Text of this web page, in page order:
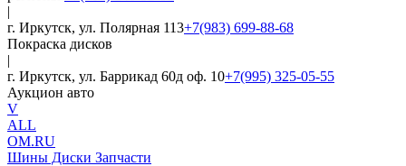
|
г. Иркутск, ул. Полярная 113+7(983) 699-88-68
Покраска дисков
|
г. Иркутск, ул. Баррикад 60д оф. 10+7(995) 325-05-55
Аукцион авто
V
ALL
OM.RU
Шины Диски Запчасти